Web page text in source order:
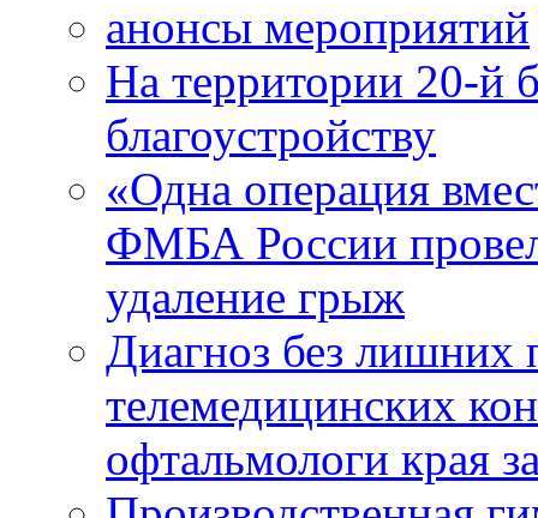
анонсы мероприятий
На территории 20-й
благоустройству
«Одна операция
ФМБА России
удаление грыж
Диагноз без лишних
телемедицинских
офтальмологи края